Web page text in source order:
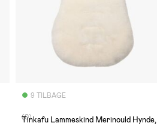
9 TILBAGE
(0)
Tinkafu Lammeskind Merinould Hynde,